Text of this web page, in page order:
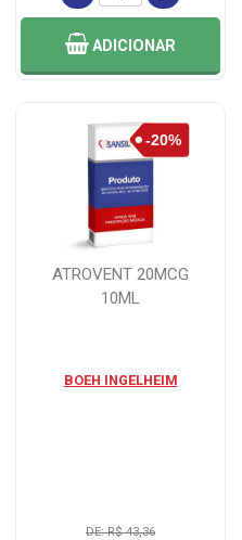
ADICIONAR
ATROVENT 20MCG
10ML
BOEH INGELHEIM
DE: R$ 43,36